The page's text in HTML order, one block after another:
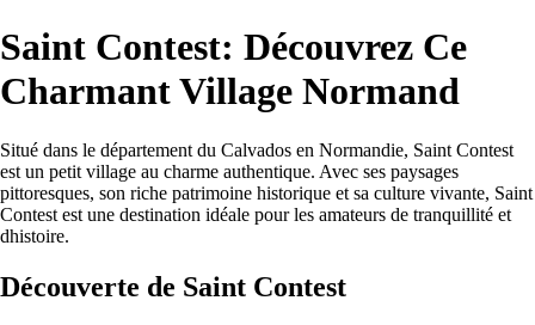
Saint Contest: Découvrez Ce
Charmant Village Normand
Situé dans le département du Calvados en Normandie, Saint Contest
est un petit village au charme authentique. Avec ses paysages
pittoresques, son riche patrimoine historique et sa culture vivante, Saint
Contest est une destination idéale pour les amateurs de tranquillité et
dhistoire.
Découverte de Saint Contest